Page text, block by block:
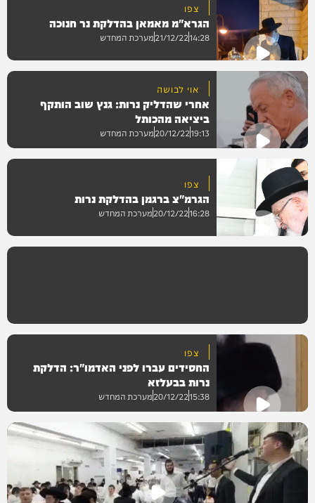
וידאו
צפו
הגרא"מ מאמאן בהדלקת נר חנוכה
14:28
21/12/22מערכת המחדש
וידאו
אוי לבושה
אחרי שהדליק נרות: גנץ שוב הותקף
ביציאה מהכותל
19:13
20/12/22מערכת המחדש
צפו
הגרמ"צ ברגמן בהדלקת נרות
16:28
20/12/22מערכת המחדש
וידאו
צפו
החסידים עברו לפני האדמו"ר: הדלקת
נרות בבעלזא
15:38
20/12/22מערכת המחדש